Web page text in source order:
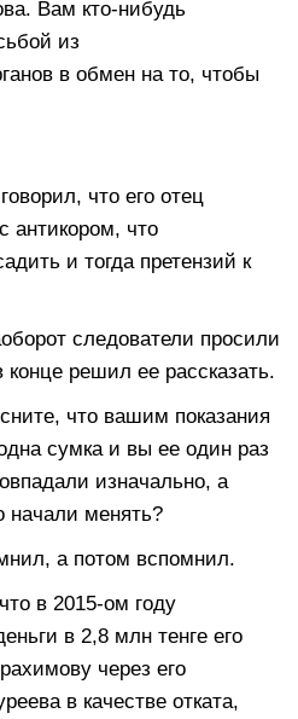
Вам кто-нибудь
из
в обмен на то, чтобы
что его отец
антикором, что
и тогда претензий к
следователи просили
конце решил ее рассказать.
что вашим показания
сумка и вы ее один раз
изначально, а
начали менять?
а потом вспомнил.
в 2015-ом году
в 2,8 млн тенге его
через его
в качестве отката,